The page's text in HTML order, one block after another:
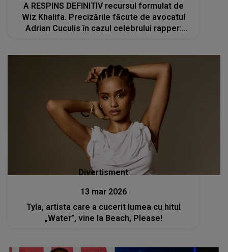
A RESPINS DEFINITIV recursul formulat de
Wiz Khalifa. Precizările făcute de avocatul
Adrian Cuculis în cazul celebrului rapper:
Divertisment
13 mar 2026
Tyla, artista care a cucerit lumea cu hitul
„Water”, vine la Beach, Please!